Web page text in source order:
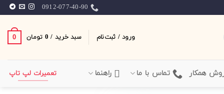
0912-077-40-90
ورود / ثبت‌نام سبد خرید / 0 تومان 0
همکار تماس با ما راهنما تعمیرات لپ تاپ